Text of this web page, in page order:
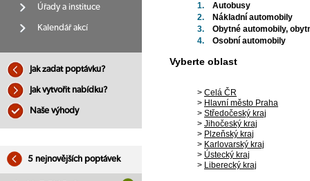
Úřady a instituce
Kalendář akcí
Jak zadat poptávku?
Jak vytvořit nabídku?
Naše výhody
5 nejnovějších poptávek
1.
Autobusy
2.
Nákladní automobily
3.
Obytné automobily,
4.
Osobní automobily
Vyberte oblast
> Celá ČR
> Hlavní město Praha
> Středočeský kraj
> Jihočeský kraj
> Plzeňský kraj
> Karlovarský kraj
> Ústecký kraj
> Liberecký kraj